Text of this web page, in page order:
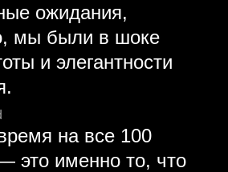
ожидания,
мы были в шоке
и элегантности
на все 100
это именно то, что